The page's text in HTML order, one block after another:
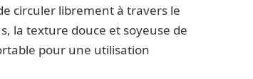
circuler librement à travers le
la texture douce et soyeuse de
pour une utilisation